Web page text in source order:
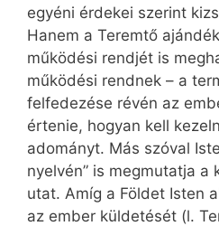
egyéni érdekei szerint
Hanem a Teremtő
működési rendjét is
működési rendnek – a
felfedezése révén az
értenie, hogyan kell
adományt. Más szóval
nyelvén” is megmutatja a
utat. Amíg a Földet Isten
az ember küldetését (l.